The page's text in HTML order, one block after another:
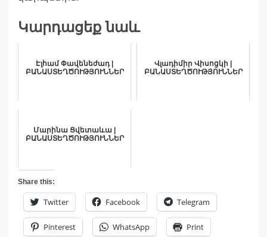
Կարդացեք նաև
Էլհամ Փավենեժադ |
ԲԱՆԱՍՏԵՂԾՈՒԹՅՈՒՆՆԵՐ
Վլադիմիր Վիսոցկի |
ԲԱՆԱՍՏԵՂԾՈՒԹՅՈՒՆՆԵՐ
Մարինա Ցվետաևա |
ԲԱՆԱՍՏԵՂԾՈՒԹՅՈՒՆՆԵՐ
Share this:
Twitter Facebook Telegram
Pinterest WhatsApp Print